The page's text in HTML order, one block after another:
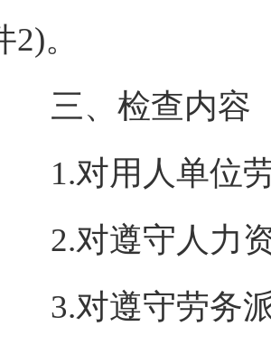
2)。
三、检查内容
1.对用人单位劳
2.对遵守人力资
3.对遵守劳务派